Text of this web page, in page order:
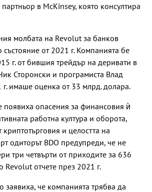
в McKinsey, която консултира
молбата на Revolut за банков
състояние от 2021 г. Компанията бе
г. от бившия трейдър на деривати в
Сторонски и програмиста Влад
имаше оценка от 33 млрд. долара.
появиха опасения за финансовия ѝ
работна култура и оборота,
криптотърговия и целостта на
одиторът BDO предупреди, че не
три четвърти от приходите за 636
Revolut отчете през 2021 г.
заявиха, че компанията трябва да